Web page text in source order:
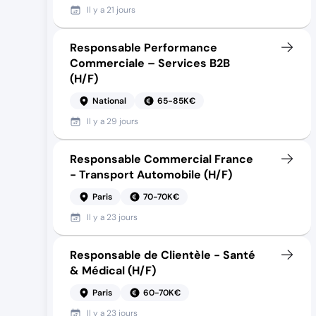
Il y a 21 jours
Responsable Performance
Commerciale – Services B2B
(H/F)
National
65-85K€
Il y a 29 jours
Responsable Commercial France
- Transport Automobile (H/F)
Paris
70-70K€
Il y a 23 jours
Responsable de Clientèle - Santé
& Médical (H/F)
Paris
60-70K€
Il y a 23 jours